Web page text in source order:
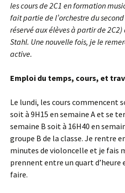
les cours de 2C1 en formation
fait partie de l’orchestre du
réservé aux élèves à partir de
Stahl. Une nouvelle fois, je le
active.
Emploi du temps, cours, et
Le lundi, les cours commencent
soit à 9H15 en semaine A et se
semaine B soit à 16H40 en
groupe B de la classe. Je rentre
minutes de violoncelle et je fais
prennent entre un quart d’heure
faire.